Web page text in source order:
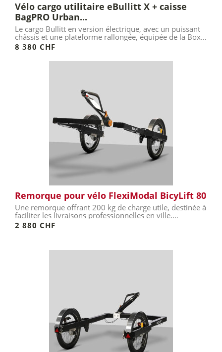
Vélo cargo utilitaire eBullitt X + caisse
BagPRO Urban...
Le cargo Bullitt en version électrique, avec un puissant
châssis et une plateforme rallongée, équipée de la Box
Urban...
8 380 CHF
Remorque pour vélo FlexiModal BicyLift 80
Une remorque offrant 200 kg de charge utile, destinée à
faciliter les livraisons professionnelles en ville.
Plusieurs...
2 880 CHF